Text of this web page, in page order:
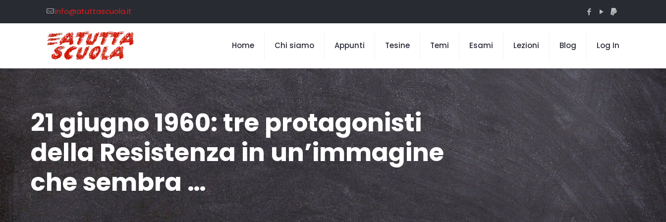
info@atuttascuola.it
Home Chi siamo Appunti Tesine Temi Esami Lezioni Blog Log In
21 giugno 1960: tre protagonisti
della Resistenza in un’immagine
che sembra …